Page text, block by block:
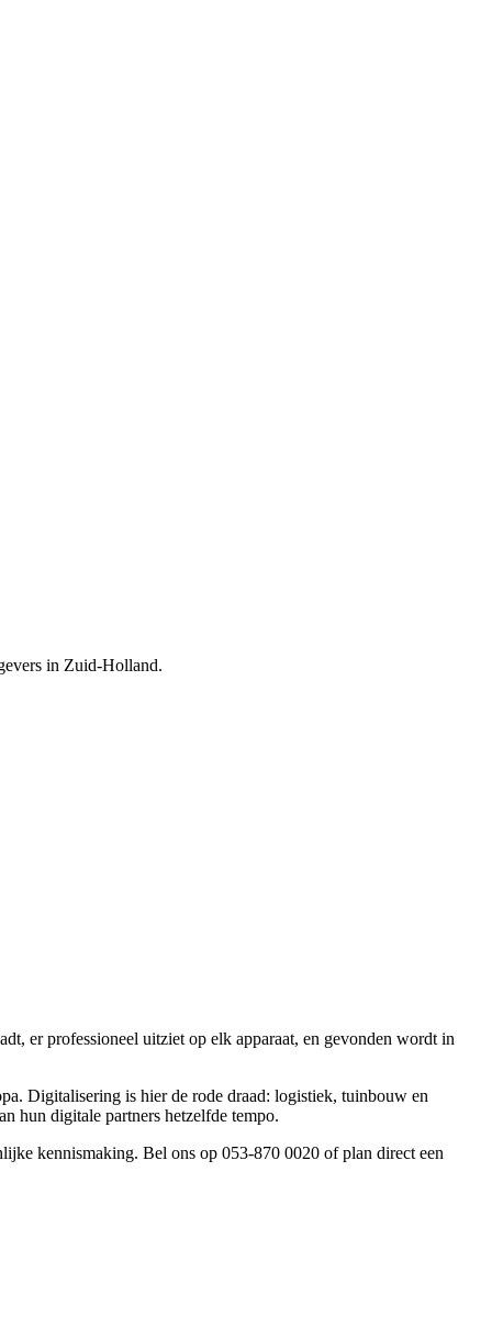
in Zuid-Holland.
er professioneel uitziet op elk apparaat, en gevonden wordt in
Digitalisering is hier de rode draad: logistiek, tuinbouw en
hun digitale partners hetzelfde tempo.
kennismaking. Bel ons op 053-870 0020 of plan direct een